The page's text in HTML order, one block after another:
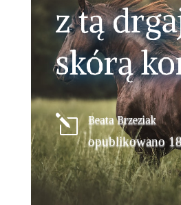
z tą
skórą
l Beata Brzeziak
opublikowano